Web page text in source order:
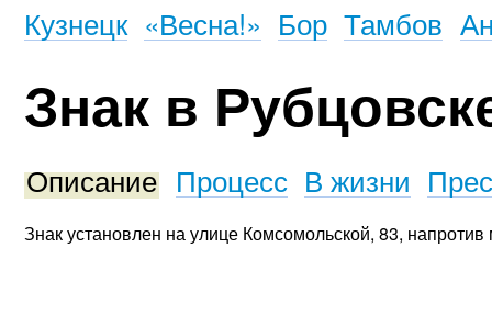
Кузнецк «Весна!» Бор Тамбов
Знак в
Описание Процесс В жизни
Знак установлен на улице Комсомольской, 83,